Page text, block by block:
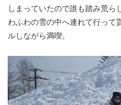
しまっていたので誰も踏み荒ら
わふわの雪の中へ連れて行って
ルしながら満喫。